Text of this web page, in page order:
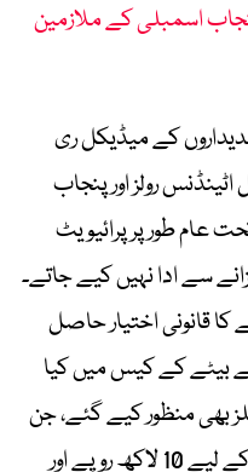
اسمبلی کے ملازمین
کے میڈیکل ری
رولز اور پنجاب
عام طور پر پرائیویٹ
سے ادا نہیں کیے جاتے۔
کا قانونی اختیار حاصل
بیٹے کے کیس میں کیا
بھی منظور کیے گئے، جن
میں انفارمیشن سیکرٹری طاہر رضا کے لیے 10 لاکھ روپے اور